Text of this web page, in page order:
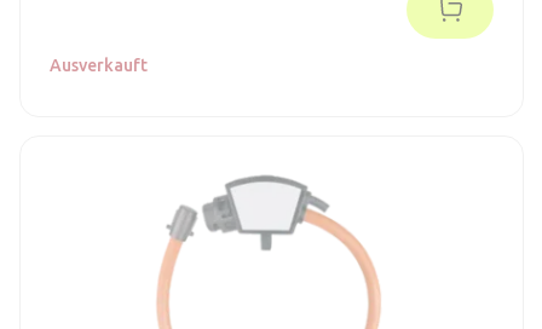
Ausverkauft